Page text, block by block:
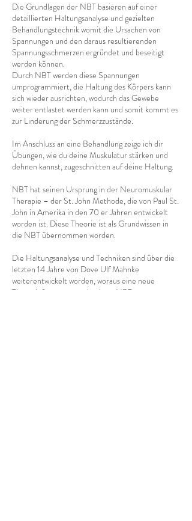
Die Grundlagen der NBT basieren auf einer
detaillierten Haltungsanalyse und gezielten
Behandlungstechnik womit die Ursachen von
Spannungen und den daraus resultierenden
Spannungsschmerzen ergründet und beseitigt
werden können.
Durch NBT werden diese Spannungen
umprogrammiert, die Haltung des Körpers kann
sich wieder ausrichten, wodurch das Gewebe
weiter entlastet werden kann und somit kommt es
zur Linderung der Schmerzzustände.
Im Anschluss an eine Behandlung zeige ich dir
Übungen, wie du deine Muskulatur stärken und
dehnen kannst, zugeschnitten auf deine Haltung.
NBT hat seinen Ursprung in der Neuromuskular
Therapie – der St. John Methode, die von Paul St.
John in Amerika in den 70 er Jahren entwickelt
worden ist. Diese Theorie ist als Grundwissen in
die NBT übernommen worden.
Die Haltungsanalyse und Techniken sind über die
letzten 14 Jahre von Dove Ulf Mahnke
weiterentwickelt worden, woraus eine neue
Therapieform entstanden ist – NBT.